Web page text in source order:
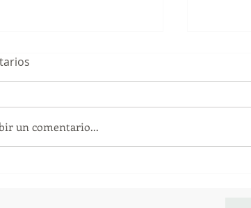
un comentario...